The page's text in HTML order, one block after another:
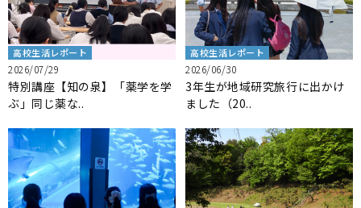
高校生活レポート
2026/07/29
特別講座【知の泉】「薬学を学
ぶ」同じ薬な..
高校生活レポート
2026/06/30
3年生が地域研究旅行に出かけ
ました（20..